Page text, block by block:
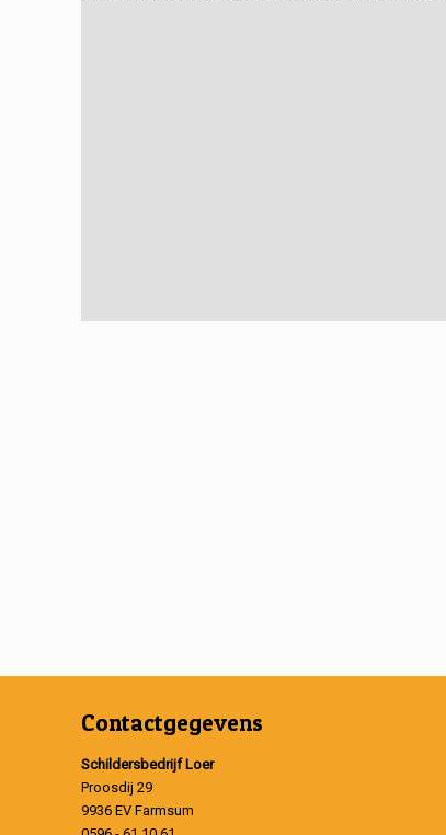
Contactgegevens
Schildersbedrijf Loer
Proosdij 29
9936 EV Farmsum